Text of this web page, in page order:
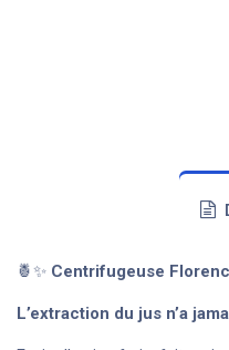
🍍✨ Centrifugeuse
L’extraction du jus n’a